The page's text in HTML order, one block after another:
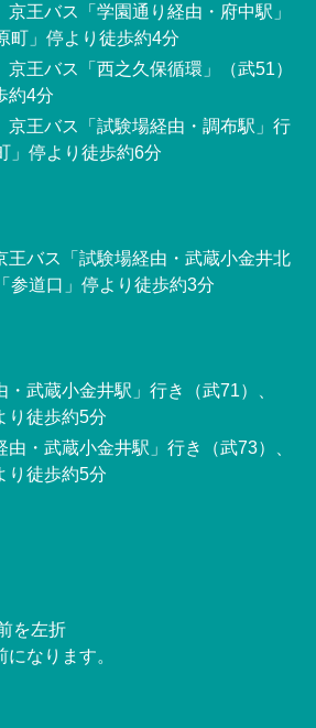
京王バス「学園通り経由・府中駅」
町」停より徒歩約4分
京王バス「西之久保循環」（武51）
約4分
京王バス「試験場経由・調布駅」行
」停より徒歩約6分
王バス「試験場経由・武蔵小金井北
参道口」停より徒歩約3分
武蔵小金井駅」行き（武71）、
り徒歩約5分
・武蔵小金井駅」行き（武73）、
り徒歩約5分
を左折
なります。